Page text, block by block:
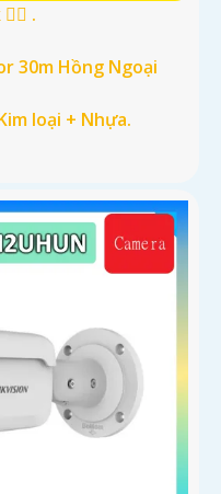
.
30m Hồng Ngoại
loại + Nhựa.